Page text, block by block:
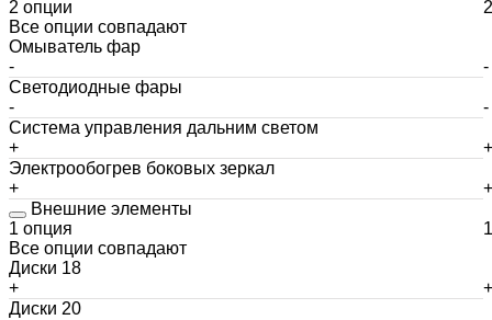
2 опции
Все опции совпадают
Омыватель фар
-
-
Светодиодные фары
-
-
Система управления дальним светом
+
+
Электрообогрев боковых зеркал
+
+
Внешние элементы
1 опция
Все опции совпадают
Диски 18
+
+
Диски 20